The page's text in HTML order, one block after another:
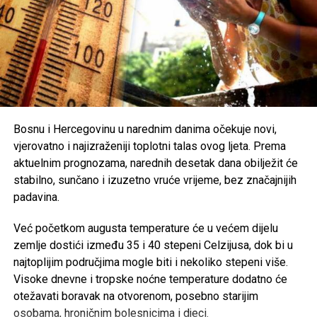
najtoplijem dijelu dana, nošenje lagane i svijetle odjeće te
zaštita od direktnog sunčevog zračenja.
Poseban oprez savjetuje sestarijim osobama, djeci,
hroničnim bolesnicima i svima koji rade na otvorenom
,
uz preporuku da se pridržavaju savjeta ljekara i, ukoliko je
moguće, borave u rashlađenim prostorijama tokom
najtoplijeg dijela dana.
Share Post
Share
Tweet Share
Bosnu i Hercegovinu u narednim danima očekuje novi,
vjerovatno i najizraženiji toplotni talas ovog ljeta. Prema
aktuelnim prognozama, narednih desetak dana obilježit će
stabilno, sunčano i izuzetno vruće vrijeme, bez značajnijih
padavina.
Već početkom augusta temperature će u većem dijelu
zemlje dostići između 35 i 40 stepeni Celzijusa, dok bi u
najtoplijim područjima mogle biti i nekoliko stepeni više.
Visoke dnevne i tropske noćne temperature dodatno će
otežavati boravak na otvorenom, posebno starijim
osobama, hroničnim bolesnicima i djeci.